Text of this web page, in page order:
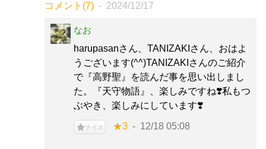
コメント(7) 2024/12/17
なお
harupasanさん、TANIZAKIさん、おはよ
うございます(^^)TANIZAKIさんのご紹介
で『高野聖』を読んだ事を思い出しまし
た。『天守物語』、楽しみですね❣️私もつ
ぶやき、楽しみにしています❣️
ナイス ★3 12/18 05:08